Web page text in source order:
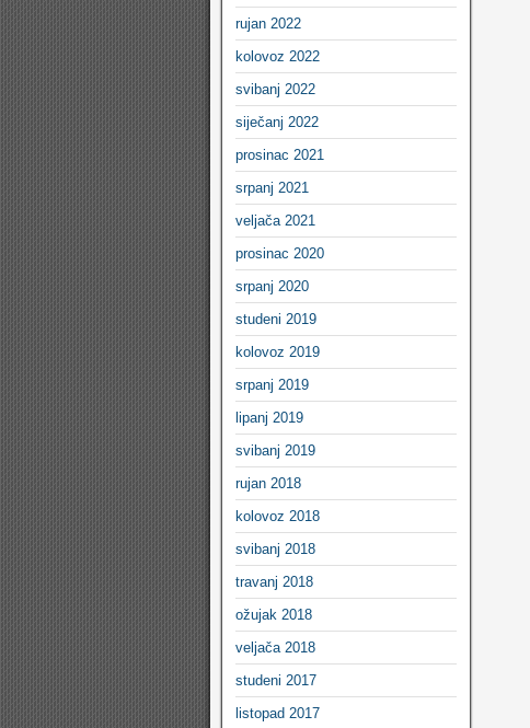
rujan 2022
kolovoz 2022
svibanj 2022
siječanj 2022
prosinac 2021
srpanj 2021
veljača 2021
prosinac 2020
srpanj 2020
studeni 2019
kolovoz 2019
srpanj 2019
lipanj 2019
svibanj 2019
rujan 2018
kolovoz 2018
svibanj 2018
travanj 2018
ožujak 2018
veljača 2018
studeni 2017
listopad 2017